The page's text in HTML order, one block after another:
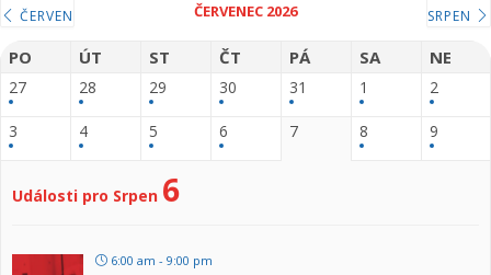
ČERVEN ČERVENEC 2026 SRPEN
PO ÚT ST ČT PÁ SA NE
27 28 29 30 31 1 2
3 4 5 6 7 8 9
Události pro Srpen 6
6:00 am - 9:00 pm